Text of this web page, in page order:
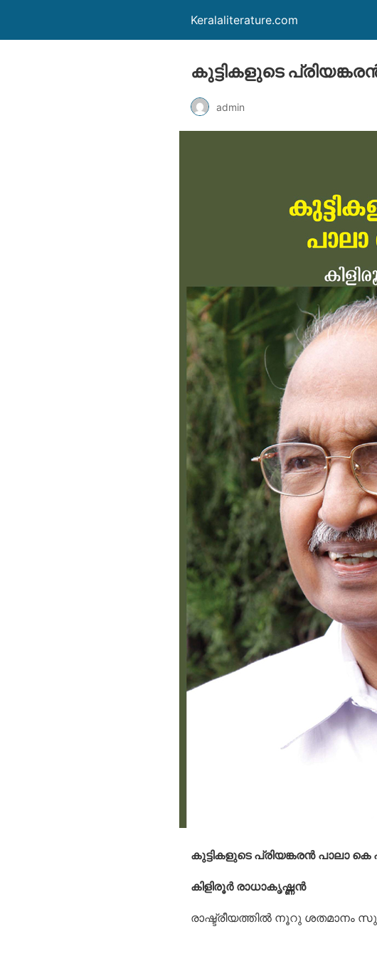
Keralaliterature.com
കുട്ടികളുടെ
admin
കുട്ടികളുടെ പ്രിയങ്കരന്‍ പാലാ
കിളിരൂര്‍ രാധാകൃഷ്ണന്‍
രാഷ്ട്രീയത്തില്‍ നൂറു ശതമാനം